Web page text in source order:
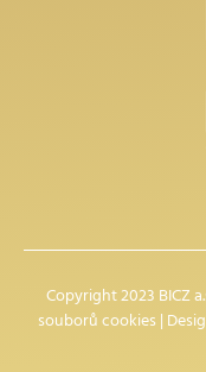
Copyright 2023 BICZ
souborů cookies|